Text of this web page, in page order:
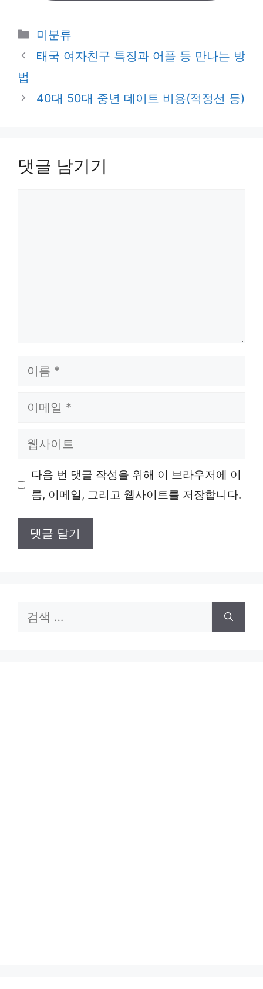
카
테
미분류
태국 여자친구 특징과 어플 등 만나는 방
법
40대 50대 중년 데이트 비용(적정선 등)
댓글 남기기
이
이
일
웹
이 다음 번 댓글 작성을 위해 이 브라우저에 이
름, 이메일, 그리고 웹사이트를 저장합니다.
검